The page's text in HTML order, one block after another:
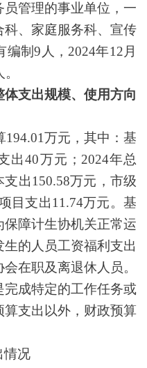
管理的事业单位，一
、家庭服务科、宣传
制9人，2024年12月
体支出规模、使用方向
194.01万元，其中：基
出40万元；2024年总
出150.58万元，市级
目支出11.74万元。基
障计生协机关正常运
的人员工资福利支出
在职及离退休人员。
成特定的工作任务或
支出以外，财政预算
情况